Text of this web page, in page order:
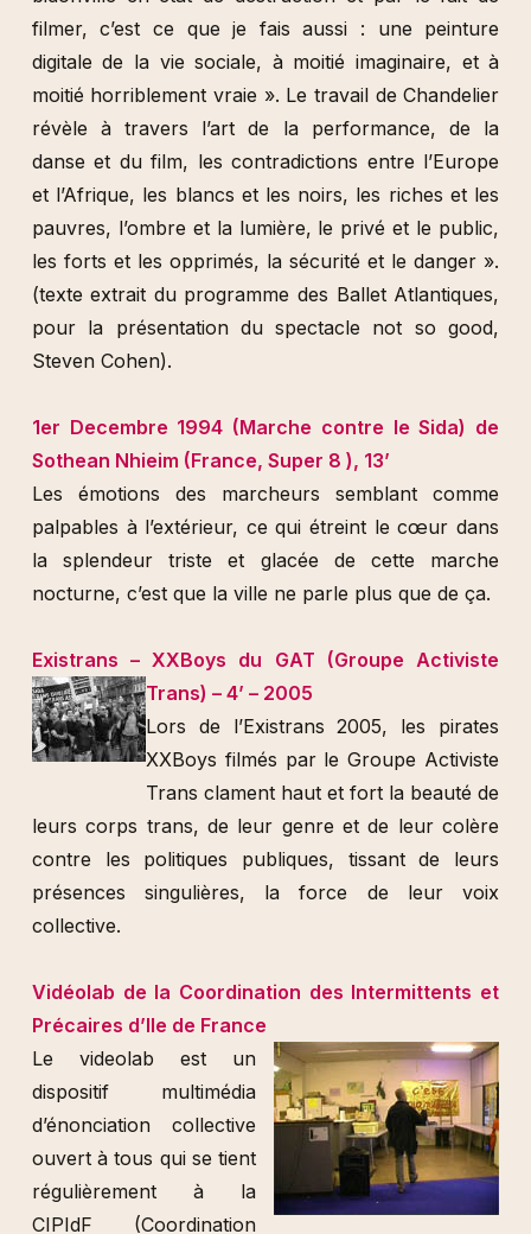
filmer, c’est ce que je fais aussi : une peinture
digitale de la vie sociale, à moitié imaginaire, et à
moitié horriblement vraie ». Le travail de Chandelier
révèle à travers l’art de la performance, de la
danse et du film, les contradictions entre l’Europe
et l’Afrique, les blancs et les noirs, les riches et les
pauvres, l’ombre et la lumière, le privé et le public,
les forts et les opprimés, la sécurité et le danger ».
(texte extrait du programme des Ballet Atlantiques,
pour la présentation du spectacle not so good,
Steven Cohen).
1er Decembre 1994 (Marche contre le Sida) de
Sothean Nhieim (France, Super 8 ), 13’
Les émotions des marcheurs semblant comme
palpables à l’extérieur, ce qui étreint le cœur dans
la splendeur triste et glacée de cette marche
nocturne, c’est que la ville ne parle plus que de ça.
Existrans – XXBoys du GAT (Groupe Activiste
Trans) – 4’ – 2005
Lors de l’Existrans 2005, les pirates
XXBoys filmés par le Groupe Activiste
Trans clament haut et fort la beauté de
leurs corps trans, de leur genre et de leur colère
contre les politiques publiques, tissant de leurs
présences singulières, la force de leur voix
collective.
Vidéolab de la Coordination des Intermittents et
Précaires d’Ile de France
Le videolab est un
dispositif multimédia
d’énonciation collective
ouvert à tous qui se tient
régulièrement à la
CIPIdF (Coordination